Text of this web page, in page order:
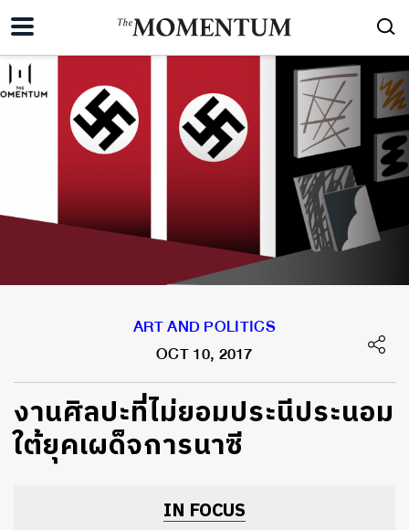
ART AND POLITICS
OCT 10, 2017
​งานศิลปะที่ไม่ยอมประนีประนอม
ใต้ยุคเผด็จการนาซี
IN FOCUS